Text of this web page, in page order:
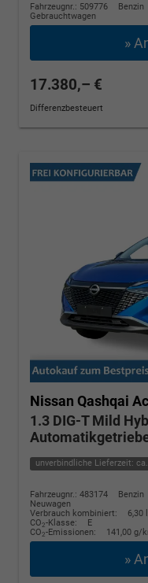
Fahrzeugnr.: 509776
Benzin
Gebrauchtwagen
»
17.380,– €
Differenzbesteuert
Nissan Qashqai
1.3 DIG-T Mild
unverbindliche Lieferzeit:
Fahrzeugnr.: 483174
Benzin
Neuwagen
Verbrauch kombiniert:
6,30
CO2-Klasse:
E
CO2-Emissionen: 141,00 g/
»